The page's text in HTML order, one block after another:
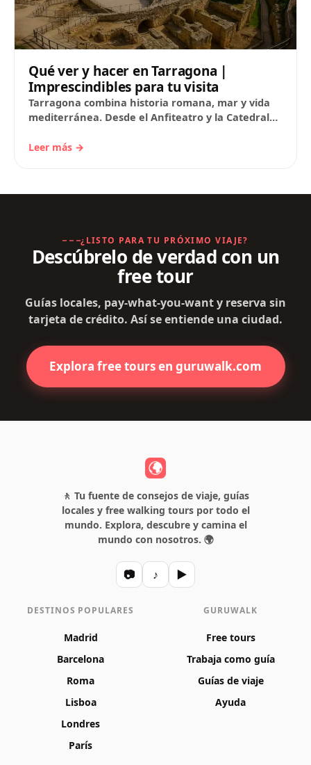
Qué ver y hacer en Tarragona |
Imprescindibles para tu visita
Tarragona combina historia romana, mar y vida
mediterránea. Desde el Anfiteatro y la Catedral
Leer más →
¿LISTO PARA TU PRÓXIMO VIAJE?
Descúbrelo de verdad con un
free tour
Guías locales, pay-what-you-want y reserva sin
tarjeta de crédito. Así se entiende una ciudad.
Explora free tours en guruwalk.com
🚶 Tu fuente de consejos de viaje, guías
locales y free walking tours por todo el
mundo. Explora, descubre y camina el
mundo con nosotros. 🌍
📷 ♪ ▶
DESTINOS POPULARES
Madrid
Barcelona
Roma
Lisboa
Londres
París
GURUWALK
Free tours
Trabaja como guía
Guías de viaje
Ayuda